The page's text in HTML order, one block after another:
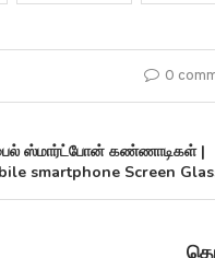
0
ஸ்மார்ட்போன் கண்ணாடிகள் |
smartphone Screen